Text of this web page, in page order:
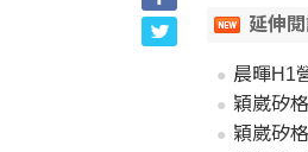
延伸
晨暉H1
穎崴矽
穎崴矽